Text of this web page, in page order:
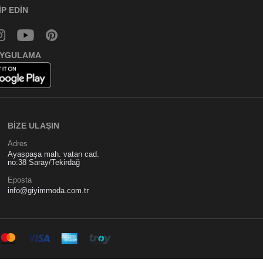
EDIN
BİZE ULAŞIN
Adres
Ayaspaşa mah. vatan cad.
no:38 Saray/Tekirdağ
Eposta
info@giyimmoda.com.tr